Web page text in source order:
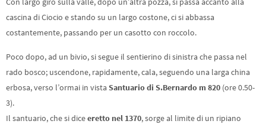
cascina di Ciocio e stando su un largo costone, ci si abbassa
costantemente, passando per un casotto con roccolo.
Poco dopo, ad un bivio, si segue il sentierino di sinistra che passa nel
rado bosco; uscendone, rapidamente, cala, seguendo una larga china
erbosa, verso l’ormai in vistaSantuario di S.Bernardo m 820 (ore 0.50-
3).
Il santuario, che si diceeretto nel 1370, sorge al limite di un ripiano